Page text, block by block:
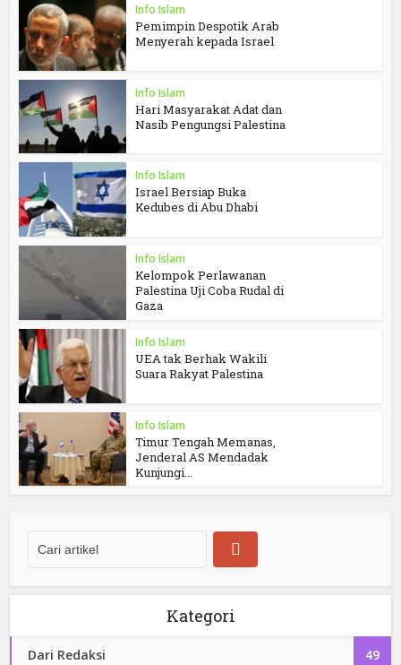
Info Islam
Pemimpin Despotik Arab
Menyerah kepada Israel
Info Islam
Hari Masyarakat Adat dan
Nasib Pengungsi Palestina
Info Islam
Israel Bersiap Buka
Kedubes di Abu Dhabi
Info Islam
Kelompok Perlawanan
Palestina Uji Coba Rudal di
Gaza
Info Islam
UEA tak Berhak Wakili
Suara Rakyat Palestina
Info Islam
Timur Tengah Memanas,
Jenderal AS Mendadak
Kunjungi...
Kategori
Dari Redaksi 49